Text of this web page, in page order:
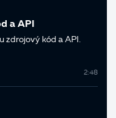
a API
zdrojový kód a API.
2:48